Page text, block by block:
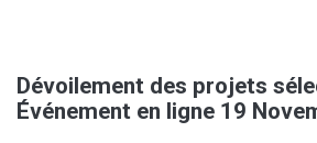
Dévoilement des projets
Événement en ligne 19